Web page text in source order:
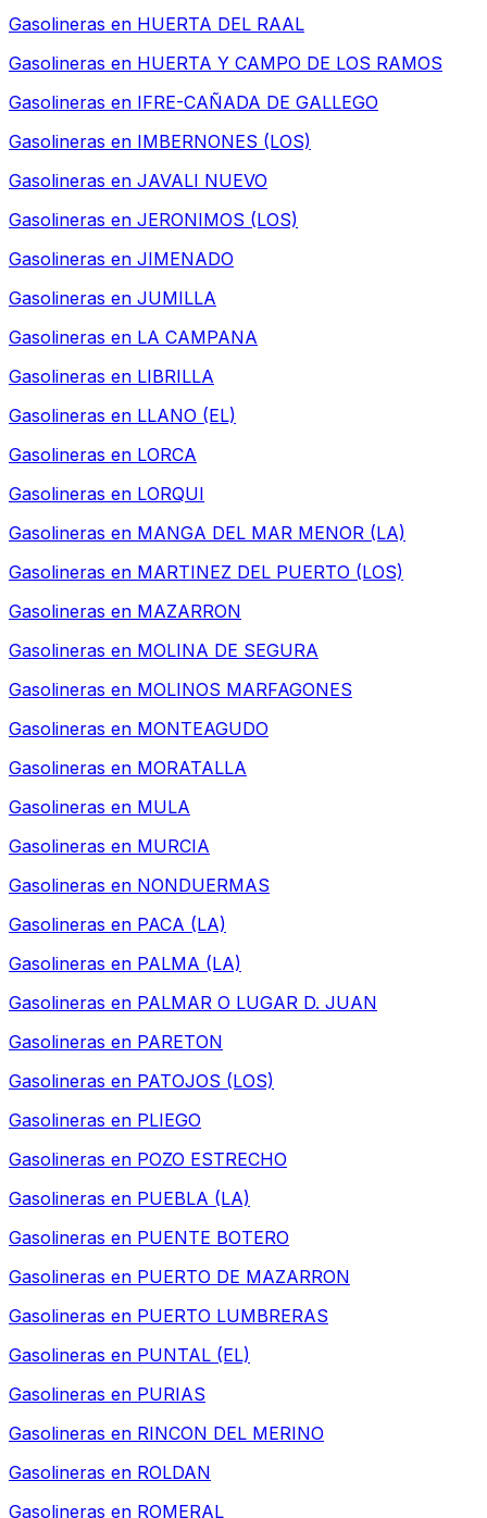
Gasolineras en HUERTA DEL RAAL
Gasolineras en HUERTA Y CAMPO DE LOS RAMOS
Gasolineras en IFRE-CAÑADA DE GALLEGO
Gasolineras en IMBERNONES (LOS)
Gasolineras en JAVALI NUEVO
Gasolineras en JERONIMOS (LOS)
Gasolineras en JIMENADO
Gasolineras en JUMILLA
Gasolineras en LA CAMPANA
Gasolineras en LIBRILLA
Gasolineras en LLANO (EL)
Gasolineras en LORCA
Gasolineras en LORQUI
Gasolineras en MANGA DEL MAR MENOR (LA)
Gasolineras en MARTINEZ DEL PUERTO (LOS)
Gasolineras en MAZARRON
Gasolineras en MOLINA DE SEGURA
Gasolineras en MOLINOS MARFAGONES
Gasolineras en MONTEAGUDO
Gasolineras en MORATALLA
Gasolineras en MULA
Gasolineras en MURCIA
Gasolineras en NONDUERMAS
Gasolineras en PACA (LA)
Gasolineras en PALMA (LA)
Gasolineras en PALMAR O LUGAR D. JUAN
Gasolineras en PARETON
Gasolineras en PATOJOS (LOS)
Gasolineras en PLIEGO
Gasolineras en POZO ESTRECHO
Gasolineras en PUEBLA (LA)
Gasolineras en PUENTE BOTERO
Gasolineras en PUERTO DE MAZARRON
Gasolineras en PUERTO LUMBRERAS
Gasolineras en PUNTAL (EL)
Gasolineras en PURIAS
Gasolineras en RINCON DEL MERINO
Gasolineras en ROLDAN
Gasolineras en ROMERAL